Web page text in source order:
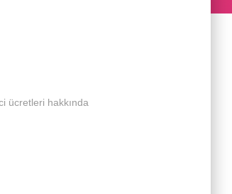
ücretleri hakkında